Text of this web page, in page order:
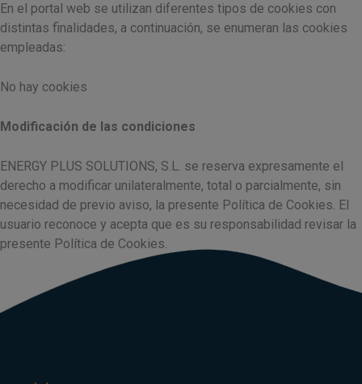
En el portal web se utilizan diferentes tipos de cookies con
distintas finalidades, a continuación, se enumeran las cookies
empleadas:
No hay cookies
Modificación de las condiciones
ENERGY PLUS SOLUTIONS, S.L. se reserva expresamente el
derecho a modificar unilateralmente, total o parcialmente, sin
necesidad de previo aviso, la presente Política de Cookies. El
usuario reconoce y acepta que es su responsabilidad revisar la
presente Política de Cookies.